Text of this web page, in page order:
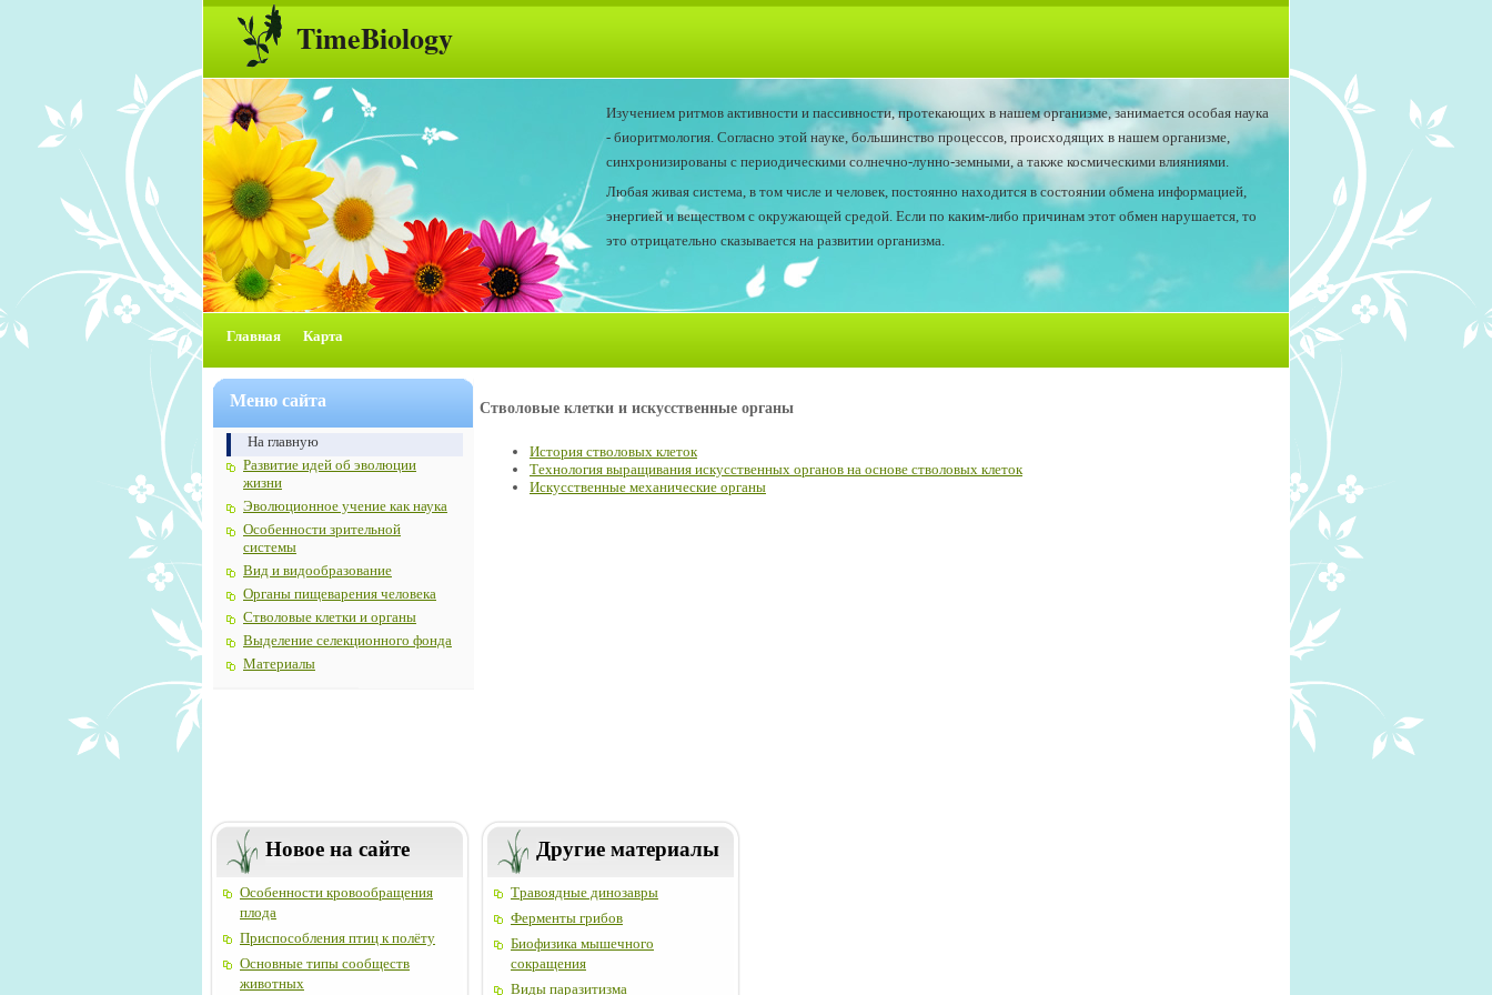
TimeBiology
Изучением ритмов активности и пассивности, протекающих в нашем организме, занимается особая наука
- биоритмология. Согласно этой науке, большинство процессов, происходящих в нашем организме,
синхронизированы с периодическими солнечно-лунно-земными, а также космическими влияниями.
Любая живая система, в том числе и человек, постоянно находится в состоянии обмена информацией,
энергией и веществом с окружающей средой. Если по каким-либо причинам этот обмен нарушается, то
это отрицательно сказывается на развитии организма.
Главная Карта
Меню сайта
На главную
Развитие идей об эволюции
жизни
Эволюционное учение как наука
Особенности зрительной
системы
Вид и видообразование
Органы пищеварения человека
Стволовые клетки и органы
Выделение селекционного фонда
Материалы
Стволовые клетки и искусственные органы
История стволовых клеток
Технология выращивания искусственных органов на основе стволовых клеток
Искусственные механические органы
Новое на сайте
Особенности кровообращения
плода
Приспособления птиц к полёту
Основные типы сообществ
животных
Другие материалы
Травоядные динозавры
Ферменты грибов
Биофизика мышечного
сокращения
Виды паразитизма